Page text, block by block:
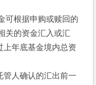
据申购或赎回的
关的资金汇入或汇
上年底基金境内总资
确认的汇出前一